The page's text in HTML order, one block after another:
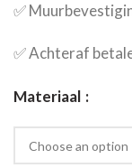
✅​
✅​ Achteraf
Materiaal